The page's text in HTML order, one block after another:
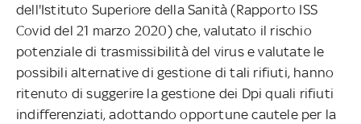
dell'Istituto Superiore della Sanità (Rapporto ISS
Covid del 21 marzo 2020) che, valutato il rischio
potenziale di trasmissibilità del virus e valutate le
possibili alternative di gestione di tali rifiuti, hanno
ritenuto di suggerire la gestione dei Dpi quali rifiuti
indifferenziati, adottando opportune cautele per la